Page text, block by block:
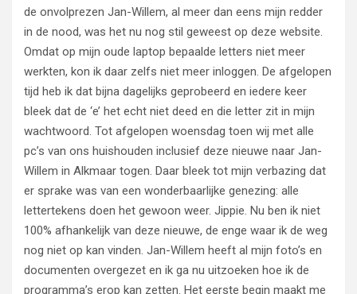
de onvolprezen Jan-Willem, al meer dan eens mijn redder
in de nood, was het nu nog stil geweest op deze website.
Omdat op mijn oude laptop bepaalde letters niet meer
werkten, kon ik daar zelfs niet meer inloggen. De afgelopen
tijd heb ik dat bijna dagelijks geprobeerd en iedere keer
bleek dat de ‘e’ het echt niet deed en die letter zit in mijn
wachtwoord. Tot afgelopen woensdag toen wij met alle
pc’s van ons huishouden inclusief deze nieuwe naar Jan-
Willem in Alkmaar togen. Daar bleek tot mijn verbazing dat
er sprake was van een wonderbaarlijke genezing: alle
lettertekens doen het gewoon weer. Jippie. Nu ben ik niet
100% afhankelijk van deze nieuwe, de enge waar ik de weg
nog niet op kan vinden. Jan-Willem heeft al mijn foto’s en
documenten overgezet en ik ga nu uitzoeken hoe ik de
programma’s erop kan zetten. Het eerste begin maakt me